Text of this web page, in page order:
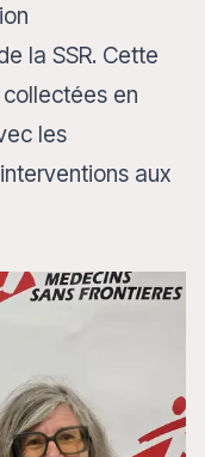
la SSR. Cette
en
les
aux